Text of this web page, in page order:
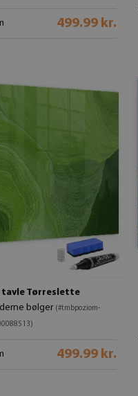
499.99 kr.
tavle Tørreslette
bølger (#tmbpoziom-
499.99 kr.